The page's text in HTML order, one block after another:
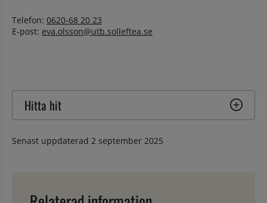
Telefon: 0620-68 20 23
E-post: eva.olsson@utb.solleftea.se
Hitta hit
Senast uppdaterad 2 september 2025